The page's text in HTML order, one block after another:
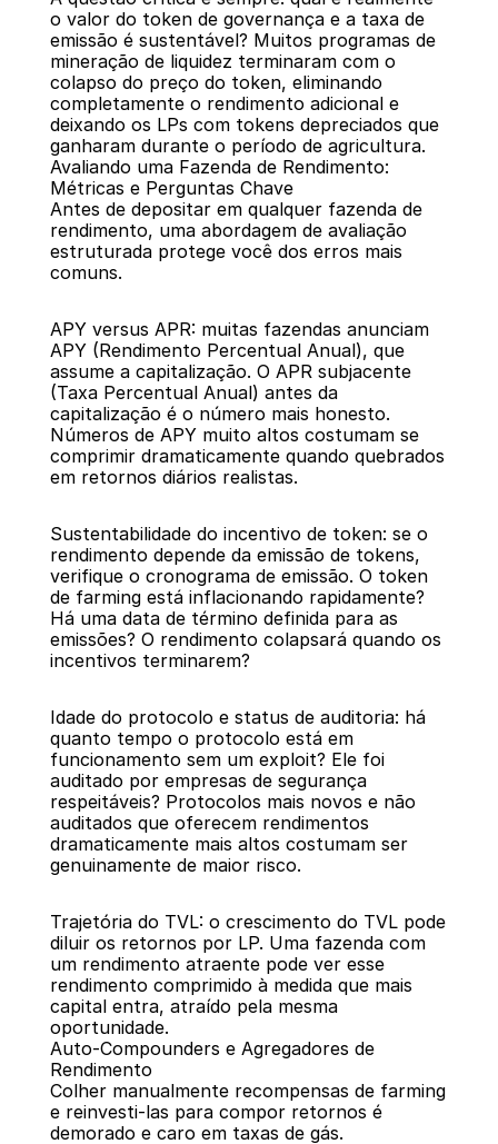
o valor do token de governança e a taxa de
emissão é sustentável? Muitos programas de
mineração de liquidez terminaram com o
colapso do preço do token, eliminando
completamente o rendimento adicional e
deixando os LPs com tokens depreciados que
ganharam durante o período de agricultura.
Avaliando uma Fazenda de Rendimento:
Métricas e Perguntas Chave
Antes de depositar em qualquer fazenda de
rendimento, uma abordagem de avaliação
estruturada protege você dos erros mais
comuns.
APY versus APR: muitas fazendas anunciam
APY (Rendimento Percentual Anual), que
assume a capitalização. O APR subjacente
(Taxa Percentual Anual) antes da
capitalização é o número mais honesto.
Números de APY muito altos costumam se
comprimir dramaticamente quando quebrados
em retornos diários realistas.
Sustentabilidade do incentivo de token: se o
rendimento depende da emissão de tokens,
verifique o cronograma de emissão. O token
de farming está inflacionando rapidamente?
Há uma data de término definida para as
emissões? O rendimento colapsará quando os
incentivos terminarem?
Idade do protocolo e status de auditoria: há
quanto tempo o protocolo está em
funcionamento sem um exploit? Ele foi
auditado por empresas de segurança
respeitáveis? Protocolos mais novos e não
auditados que oferecem rendimentos
dramaticamente mais altos costumam ser
genuinamente de maior risco.
Trajetória do TVL: o crescimento do TVL pode
diluir os retornos por LP. Uma fazenda com
um rendimento atraente pode ver esse
rendimento comprimido à medida que mais
capital entra, atraído pela mesma
oportunidade.
Auto-Compounders e Agregadores de
Rendimento
Colher manualmente recompensas de farming
e reinvesti-las para compor retornos é
demorado e caro em taxas de gás.